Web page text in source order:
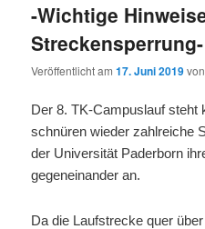
-Wichtige
Streckensperrung-
Veröffentlicht am17. Juni 2019
Der 8. TK-Campuslauf steht
schnüren wieder zahlreiche
der Universität Paderborn
gegeneinander an.
Da die Laufstrecke quer